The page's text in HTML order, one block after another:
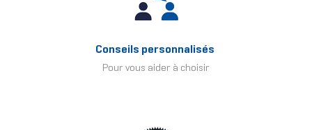
Conseils personnalisés
Pour vous aider à choisir